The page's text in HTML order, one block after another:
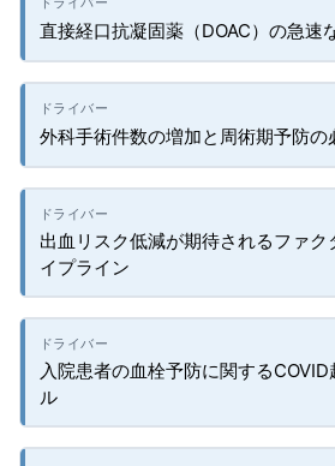
直接経口抗凝固薬（DOAC）の急速
外科手術件数の増加と周術期予防の
出血リスク低減が期待されるファク
イプライン
入院患者の血栓予防に関するCOVID
ル